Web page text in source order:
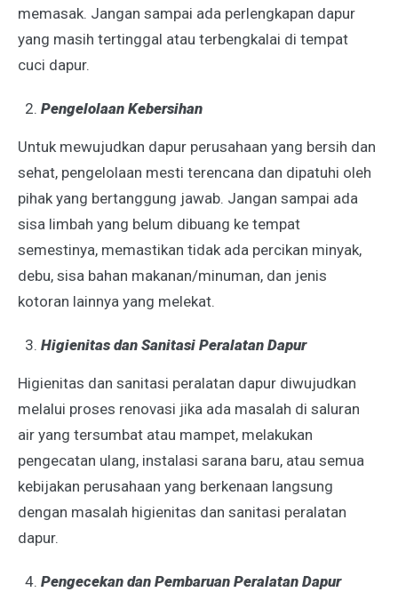
memasak. Jangan sampai ada perlengkapan dapur
yang masih tertinggal atau terbengkalai di tempat
cuci dapur.
Pengelolaan Kebersihan
Untuk mewujudkan dapur perusahaan yang bersih dan
sehat, pengelolaan mesti terencana dan dipatuhi oleh
pihak yang bertanggung jawab. Jangan sampai ada
sisa limbah yang belum dibuang ke tempat
semestinya, memastikan tidak ada percikan minyak,
debu, sisa bahan makanan/minuman, dan jenis
kotoran lainnya yang melekat.
Higienitas dan Sanitasi Peralatan Dapur
Higienitas dan sanitasi peralatan dapur diwujudkan
melalui proses renovasi jika ada masalah di saluran
air yang tersumbat atau mampet, melakukan
pengecatan ulang, instalasi sarana baru, atau semua
kebijakan perusahaan yang berkenaan langsung
dengan masalah higienitas dan sanitasi peralatan
dapur.
Pengecekan dan Pembaruan Peralatan Dapur